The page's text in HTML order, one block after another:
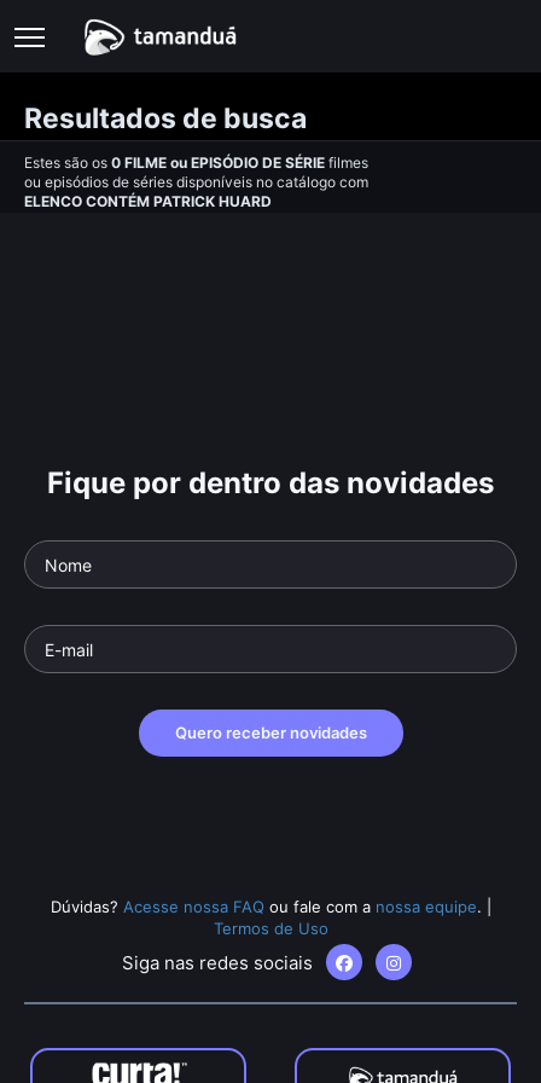
Resultados de busca
Estes são os 0 FILME ou EPISÓDIO DE SÉRIE filmes
ou episódios de séries disponíveis no catálogo com
ELENCO CONTÉM PATRICK HUARD
Fique por dentro das novidades
Quero receber novidades
Dúvidas? Acesse nossa FAQ ou fale com a nossa equipe.
Termos de Uso
Siga nas redes sociais